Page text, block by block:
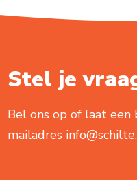
Stel je
Bel ons op of laat een
mailadres